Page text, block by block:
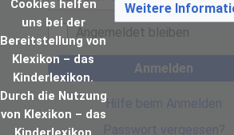
Angemeldet bleiben
Anmelden
Hilfe beim Anmelden
Passwort vergessen?
Cookies helfen
uns bei der
Bereitstellung von
Klexikon – das
Kinderlexikon.
Durch die Nutzung
von Klexikon – das
Weitere